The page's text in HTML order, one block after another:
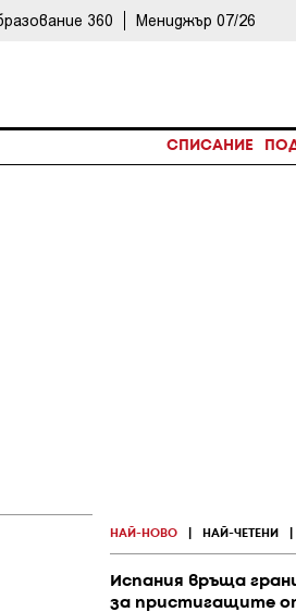
360 Мениджър 07/26
СПИСАНИЕ
НАЙ-НОВО НАЙ-ЧЕТЕНИ
Испания връща
за пристигащите